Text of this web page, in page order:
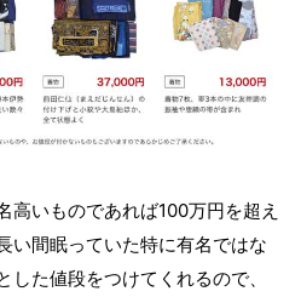
高いものであれば100万円を超え
い間眠っていた特に有名ではな
た値段をつけてくれるので、